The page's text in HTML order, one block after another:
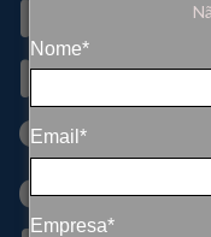
Nome*
Email*
Empresa*
da